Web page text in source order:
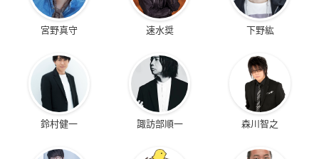
宮野真守 速水奨 下野紘
鈴村健一 諏訪部順一 森川智之